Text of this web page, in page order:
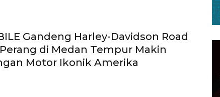
Gandeng Harley-Davidson Road
di Medan Tempur Makin
Motor Ikonik Amerika